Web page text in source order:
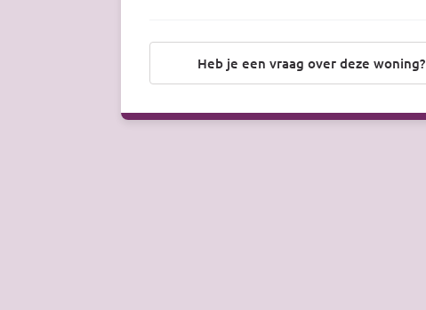
Heb je een vraag over deze woning?